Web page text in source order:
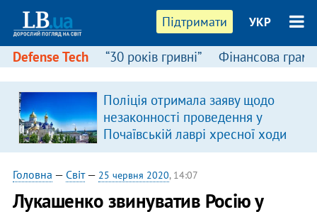
Підтримати УКР
Defense Tech “30 років гривні” Фінансова
Поліція отримала заяву щодо
незаконності проведення у
Почаївській лаврі хресної ходи
Головна — Світ— 25 червня 2020, 14:07
Лукашенко звинуватив Росію у